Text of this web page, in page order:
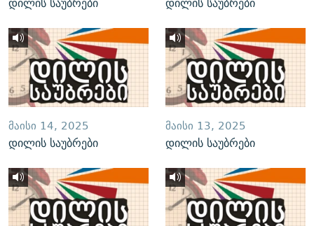
ᲛᲐᲘᲡᲘ 14, 2025
დილის საუბრები
ᲛᲐᲘᲡᲘ 13, 2025
დილის საუბრები